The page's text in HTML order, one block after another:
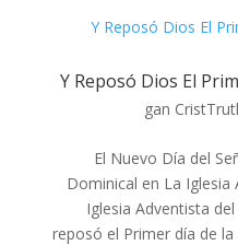
Y Reposó Dios El
gan
El Nuevo Día del
Dominical en La Iglesia
Iglesia Adventista
reposó el Primer día de